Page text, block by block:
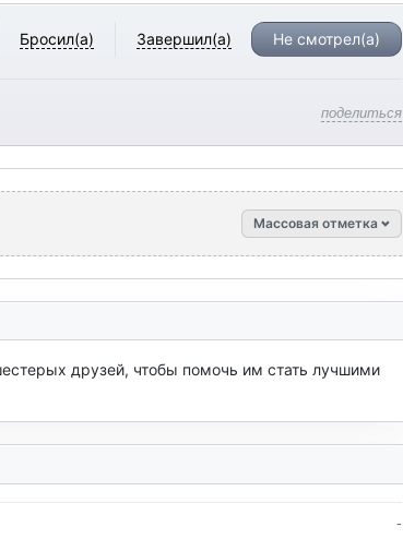
Бросил(а) Завершил(а) Не смотрел(а)
поделиться
Массовая отметка
друзей, чтобы помочь им стать лучшими
-